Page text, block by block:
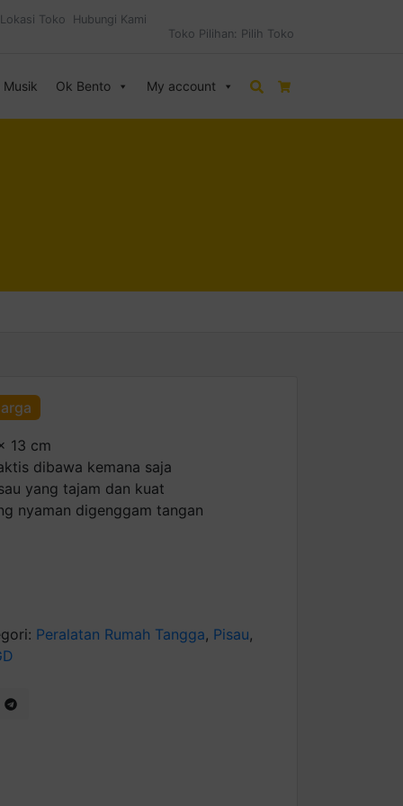
Lokasi Toko
Hubungi Kami
Toko Pilihan: Pilih Toko
Musik Ok Bento My account Search
13 cm
dibawa kemana saja
yang tajam dan kuat
nyaman digenggam tangan
Peralatan Rumah Tangga, Pisau,